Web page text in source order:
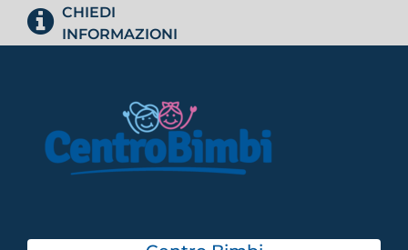
CHIEDI
INFORMAZIONI